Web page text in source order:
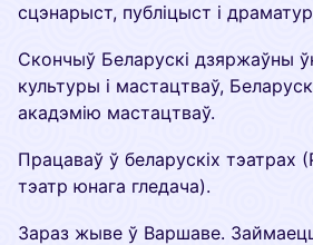
сцэнарыст, публіцыст і
Скончыў Беларускі дзяржаўны
культуры і мастацтваў,
акадэмію мастацтваў.
Працаваў ў беларускіх тэатрах
тэатр юнага гледача).
Зараз жыве ў Варшаве.